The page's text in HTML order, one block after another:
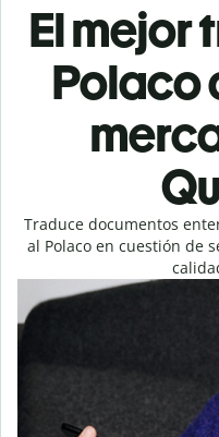
El mejor
Polaco
Traduce documentos
al Polaco en cuestión de